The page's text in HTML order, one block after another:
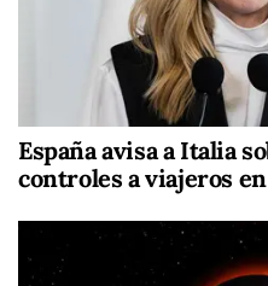
España avisa a Italia
controles a viajeros